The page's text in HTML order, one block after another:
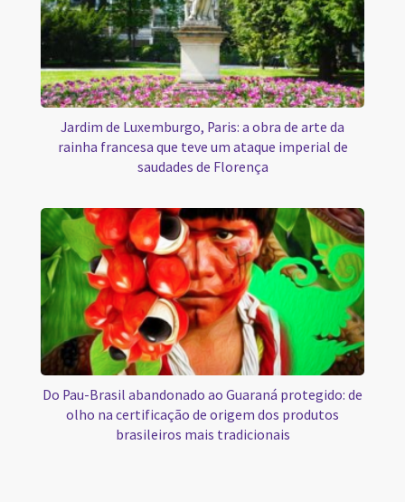
Jardim de Luxemburgo, Paris: a obra de arte da
rainha francesa que teve um ataque imperial de
saudades de Florença
Do Pau-Brasil abandonado ao Guaraná protegido: de
olho na certificação de origem dos produtos
brasileiros mais tradicionais